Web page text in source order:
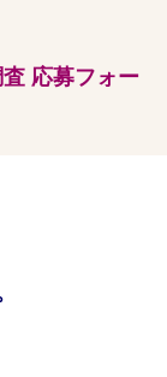
応募フォー